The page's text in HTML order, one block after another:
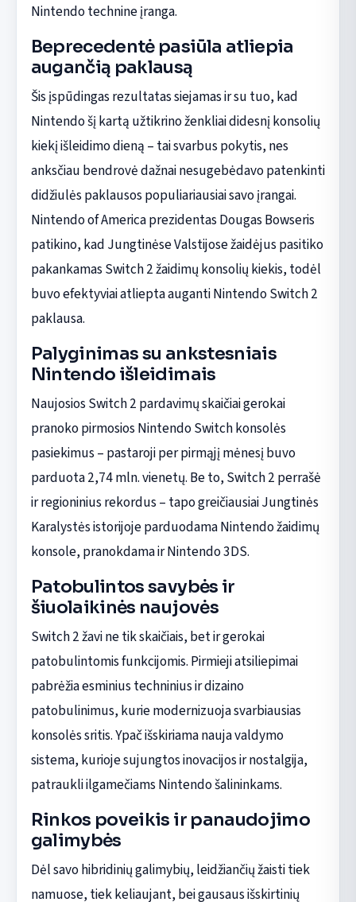
Nintendo technine įranga.
Beprecedentė pasiūla atliepia
augančią paklausą
Šis įspūdingas rezultatas siejamas ir su tuo, kad
Nintendo šį kartą užtikrino ženkliai didesnį konsolių
kiekį išleidimo dieną – tai svarbus pokytis, nes
anksčiau bendrovė dažnai nesugebėdavo patenkinti
didžiulės paklausos populiariausiai savo įrangai.
Nintendo of America prezidentas Dougas Bowseris
patikino, kad Jungtinėse Valstijose žaidėjus pasitiko
pakankamas Switch 2 žaidimų konsolių kiekis, todėl
buvo efektyviai atliepta auganti Nintendo Switch 2
paklausa.
Palyginimas su ankstesniais
Nintendo išleidimais
Naujosios Switch 2 pardavimų skaičiai gerokai
pranoko pirmosios Nintendo Switch konsolės
pasiekimus – pastaroji per pirmąjį mėnesį buvo
parduota 2,74 mln. vienetų. Be to, Switch 2 perrašė
ir regioninius rekordus – tapo greičiausiai Jungtinės
Karalystės istorijoje parduodama Nintendo žaidimų
konsole, pranokdama ir Nintendo 3DS.
Patobulintos savybės ir
šiuolaikinės naujovės
Switch 2 žavi ne tik skaičiais, bet ir gerokai
patobulintomis funkcijomis. Pirmieji atsiliepimai
pabrėžia esminius techninius ir dizaino
patobulinimus, kurie modernizuoja svarbiausias
konsolės sritis. Ypač išskiriama nauja valdymo
sistema, kurioje sujungtos inovacijos ir nostalgija,
patraukli ilgamečiams Nintendo šalininkams.
Rinkos poveikis ir panaudojimo
galimybės
Dėl savo hibridinių galimybių, leidžiančių žaisti tiek
namuose, tiek keliaujant, bei gausaus išskirtinių